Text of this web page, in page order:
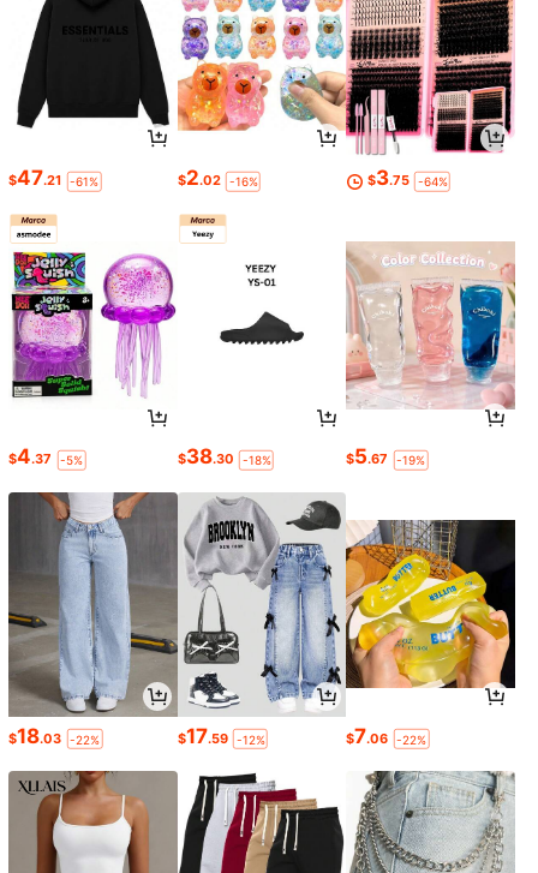
$47.21 -61% $2.02 -16% $3.75 -64%
$4.37 -5% $38.30 -18% $5.67 -19%
$18.03 -22% $17.59 -12% $7.06 -22%